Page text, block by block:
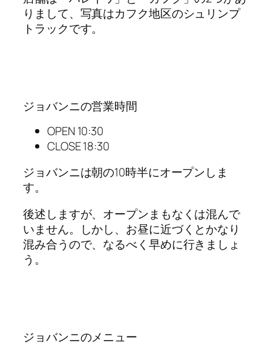
りまして、写真はカフク地区のシュリンプ
トラックです。
ジョバンニの営業時間
OPEN 10:30
CLOSE 18:30
ジョバンニは朝の10時半にオープンしま
す。
後述しますが、オープンまもなくは混んで
いません。しかし、お昼に近づくとかなり
混み合うので、なるべく早めに行きましょ
う。
ジョバンニのメニュー